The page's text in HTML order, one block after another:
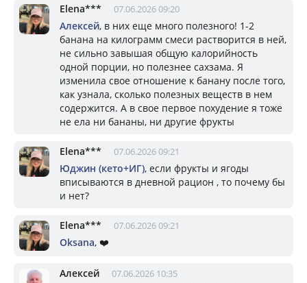
Elena*** 07.06.2026 09:20
Алексей, в них еще много полезного! 1-2
банана на килограмм смеси растворится в ней,
не сильно завышая общую калорийность
одной порции, но полезнее сахзама. Я
изменила свое отношение к банану после того,
как узнала, сколько полезных веществ в нем
содержится. А в свое первое похудение я тоже
не ела ни бананы, ни другие фрукты
Elena*** 07.06.2026 09:21
Юджин (кето+ИГ), если фрукты и ягоды
вписываются в дневной рацион , то почему бы
и нет?
Elena*** 07.06.2026 09:21
Oksana, ❤️
Алексей 07.06.2026 10:35